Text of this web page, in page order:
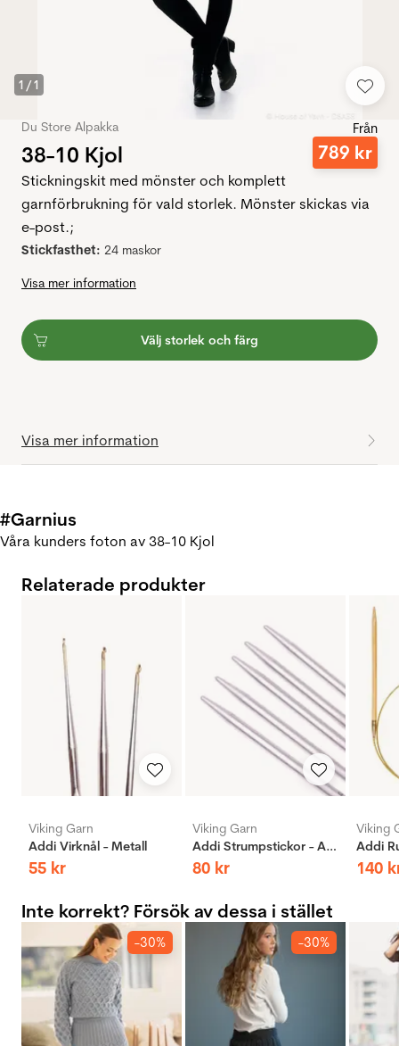
1 /1
Du Store Alpakka
38-10 Kjol
Från
789 kr
Stickningskit med mönster och komplett
garnförbrukning för vald storlek. Mönster skickas via
e-post.;
Stickfasthet: 24 maskor
Visa mer information
Välj storlek och färg
Visa mer information
#Garnius
Våra kunders foton av 38-10 Kjol
Relaterade produkter
Viking Garn
Addi Virknål - Metall
55 kr
Viking Garn
Addi Strumpstickor - Aluminium
80 kr
Viking
140
Inte korrekt? Försök av dessa i stället
-30% -30%